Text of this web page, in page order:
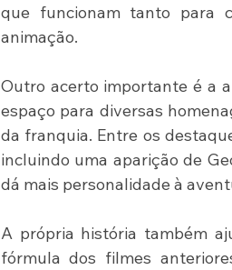
que funcionam tanto para
animação.
Outro acerto importante é a
espaço para diversas
da franquia. Entre os
incluindo uma aparição de
dá mais personalidade à
A própria história também
fórmula dos filmes